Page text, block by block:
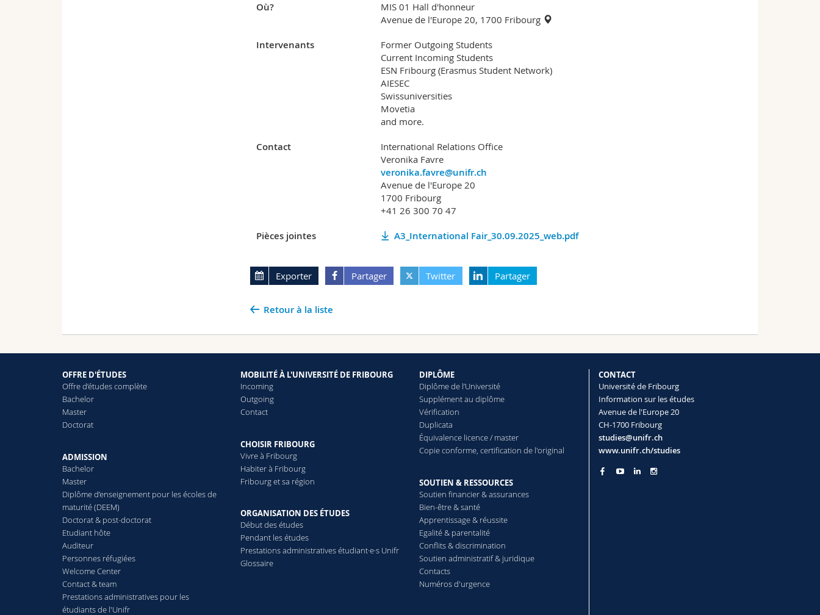
Où?
MIS 01 Hall d'honneur
Avenue de l'Europe 20, 1700 Fribourg
Intervenants
Former Outgoing Students
Current Incoming Students
ESN Fribourg (Erasmus Student Network)
AIESEC
Swissuniversities
Movetia
and more.
Contact
International Relations Office
Veronika Favre
veronika.favre@unifr.ch
Avenue de l'Europe 20
1700 Fribourg
+41 26 300 70 47
Pièces jointes A3_International Fair_30.09.2025_web.pdf
Exporter Partager Twitter Partager
Retour à la liste
OFFRE D'ÉTUDES
Offre d’études complète
Bachelor
Master
Doctorat
ADMISSION
Bachelor
Master
Diplôme d’enseignement pour les écoles de
maturité (DEEM)
Doctorat & post-doctorat
Etudiant hôte
Auditeur
Personnes réfugiées
Welcome Center
Contact & team
Prestations administratives pour les
étudiants de l'Unifr
MOBILITÉ À L'UNIVERSITÉ DE FRIBOURG
Incoming
Outgoing
Contact
CHOISIR FRIBOURG
Vivre à Fribourg
Habiter à Fribourg
Fribourg et sa région
ORGANISATION DES ÉTUDES
Début des études
Pendant les études
Prestations administratives étudiant·e·s Unifr
Glossaire
DIPLÔME
Diplôme de l’Université
Supplément au diplôme
Vérification
Duplicata
Équivalence licence / master
Copie conforme, certification de l'original
SOUTIEN & RESSOURCES
Soutien financier & assurances
Bien-être & santé
Apprentissage & réussite
Egalité & parentalité
Conflits & discrimination
Soutien administratif & juridique
Contacts
Numéros d'urgence
CONTACT
Université de Fribourg
Information sur les études
Avenue de l'Europe 20
CH-1700 Fribourg
studies@unifr.ch
www.unifr.ch/studies